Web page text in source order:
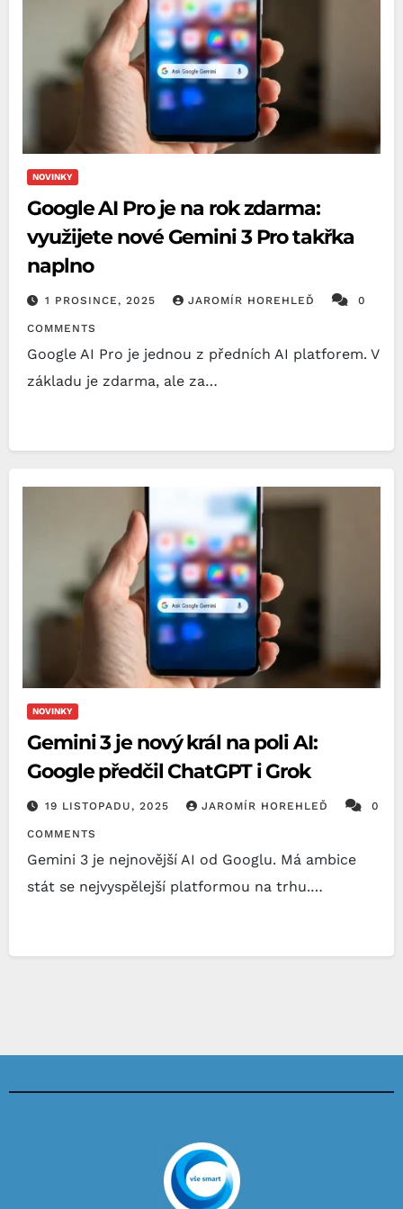
NOVINKY
Google AI Pro je na rok zdarma:
využijete nové Gemini 3 Pro takřka
naplno
1 PROSINCE, 2025 JAROMÍR HOREHLEĎ 0
COMMENTS
Google AI Pro je jednou z předních AI platforem. V
základu je zdarma, ale za…
NOVINKY
Gemini 3 je nový král na poli AI:
Google předčil ChatGPT i Grok
19 LISTOPADU, 2025 JAROMÍR HOREHLEĎ 0
COMMENTS
Gemini 3 je nejnovější AI od Googlu. Má ambice
stát se nejvyspělejší platformou na trhu.…